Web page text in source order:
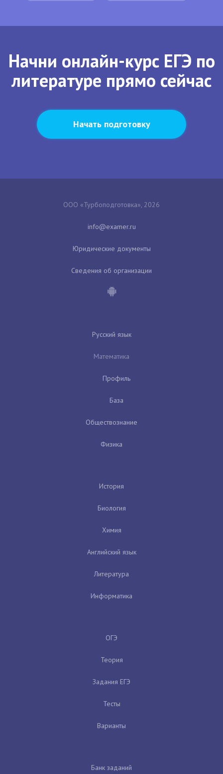
Начни онлайн-курс ЕГЭ по
литературе прямо сейчас
Начать подготовку
ООО «Турбоподготовка», 2026
Юридические документы
Сведения об организации
Русский язык
Математика
Профиль
База
Обществознание
Физика
История
Биология
Химия
Английский язык
Литература
Информатика
ОГЭ
Теория
Задания ЕГЭ
Тесты
Варианты
Банк заданий